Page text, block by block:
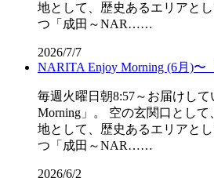
地として、歴史あるエリアと
つ「成田～NAR……
2026/7/7
NARITA Enjoy Morning (6月)〜
毎週火曜日朝8:57～お届けし
Morning」。 空の玄関口とし
地として、歴史あるエリアと
つ「成田～NAR……
2026/6/2